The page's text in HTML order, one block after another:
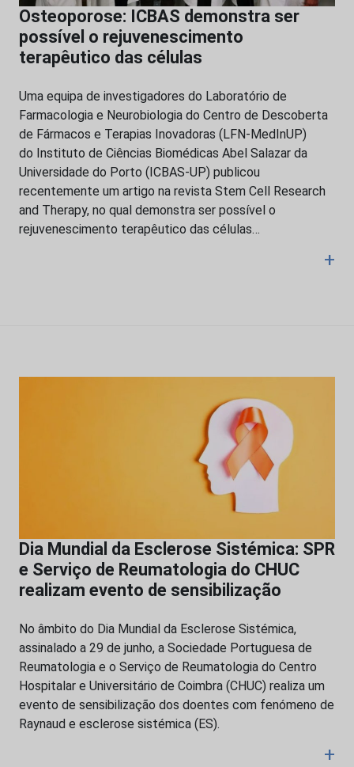
Osteoporose: ICBAS demonstra ser
possível o rejuvenescimento
terapêutico das células
Uma equipa de investigadores do Laboratório de
Farmacologia e Neurobiologia do Centro de Descoberta
de Fármacos e Terapias Inovadoras (LFN-MedInUP)
do Instituto de Ciências Biomédicas Abel Salazar da
Universidade do Porto (ICBAS-UP) publicou
recentemente um artigo na revista Stem Cell Research
and Therapy, no qual demonstra ser possível o
rejuvenescimento terapêutico das células…
+
Dia Mundial da Esclerose Sistémica: SPR
e Serviço de Reumatologia do CHUC
realizam evento de sensibilização
No âmbito do Dia Mundial da Esclerose Sistémica,
assinalado a 29 de junho, a Sociedade Portuguesa de
Reumatologia e o Serviço de Reumatologia do Centro
Hospitalar e Universitário de Coimbra (CHUC) realiza um
evento de sensibilização dos doentes com fenómeno de
Raynaud e esclerose sistémica (ES).
+